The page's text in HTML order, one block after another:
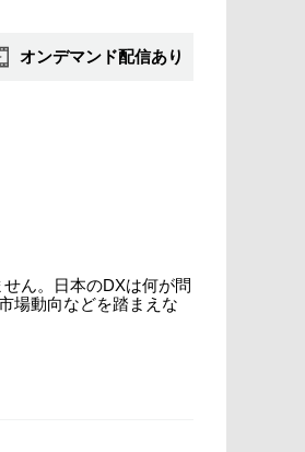
オンデマンド配信あり
ん。日本のDXは何が問
場動向などを踏まえな